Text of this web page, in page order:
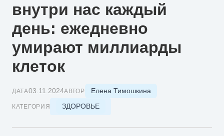
внутри нас каждый
день: ежедневно
умирают миллиарды
клеток
ДАТА03.11.2024АВТОР Елена Тимошкина
КАТЕГОРИЯ ЗДОРОВЬЕ